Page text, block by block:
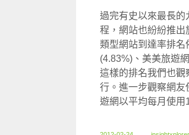
過完有史以來最長
程，網站也紛紛推
類型網站到達率排名
(4.83%)、美美旅遊
這樣的排名我們也觀
行。進一步觀察網友
遊網以平均每月使用